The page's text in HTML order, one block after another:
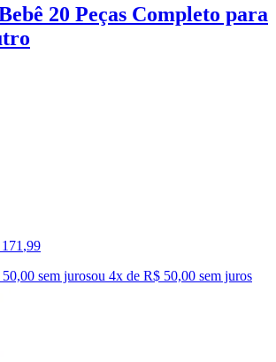
20 Peças Completo para
171 ,99
sem jurosou 4x de R$ 50,00 sem juros